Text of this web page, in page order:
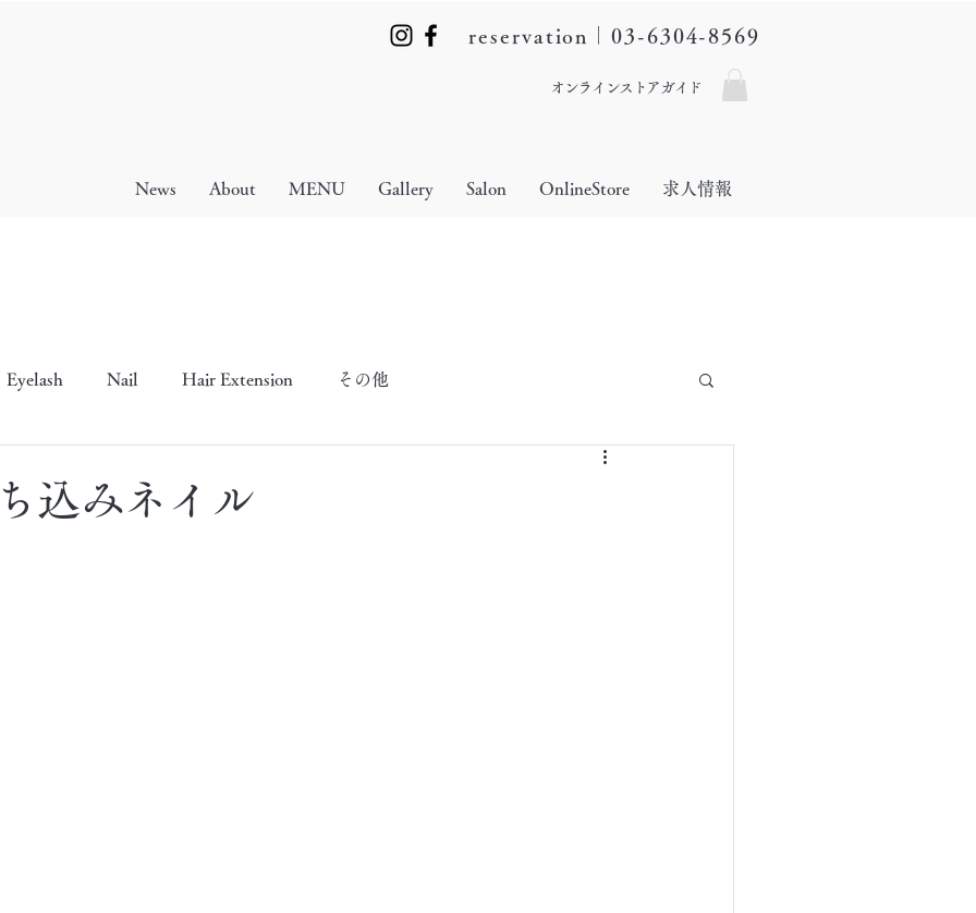
reservation｜03-6304-8569
オンラインストアガイド
News About MENU Gallery Salon OnlineStore 求人情報
Eyelash Nail Hair Extension その他
込みネイル